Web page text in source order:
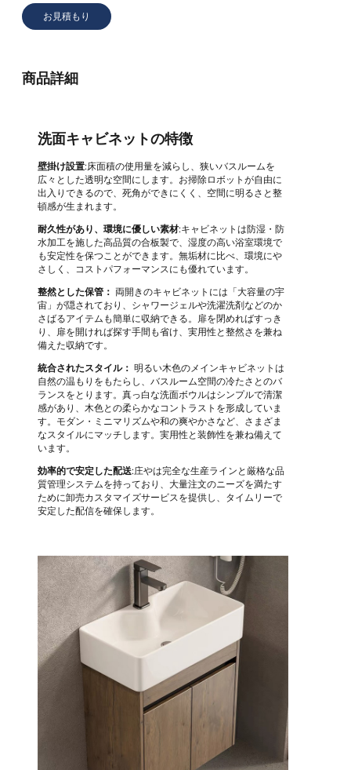
お見積もり
商品詳細
洗面キャビネットの特徴
壁掛け設置:床面積の使用量を減らし、狭いバスルームを
広々とした透明な空間にします。お掃除ロボットが自由に
出入りできるので、死角ができにくく、空間に明るさと整
頓感が生まれます。
耐久性があり、環境に優しい素材:キャビネットは防湿・防
水加工を施した高品質の合板製で、湿度の高い浴室環境で
も安定性を保つことができます。無垢材に比べ、環境にや
さしく、コストパフォーマンスにも優れています。
整然とした保管： 両開きのキャビネットには「大容量の宇
宙」が隠されており、シャワージェルや洗濯洗剤などのか
さばるアイテムも簡単に収納できる。扉を閉めればすっき
り、扉を開ければ探す手間も省け、実用性と整然さを兼ね
備えた収納です。
統合されたスタイル： 明るい木色のメインキャビネットは
自然の温もりをもたらし、バスルーム空間の冷たさとのバ
ランスをとります。真っ白な洗面ボウルはシンプルで清潔
感があり、木色との柔らかなコントラストを形成していま
す。モダン・ミニマリズムや和の爽やかさなど、さまざま
なスタイルにマッチします。実用性と装飾性を兼ね備えて
います。
効率的で安定した配送:庄やは完全な生産ラインと厳格な品
質管理システムを持っており、大量注文のニーズを満たす
ために卸売カスタマイズサービスを提供し、タイムリーで
安定した配信を確保します。